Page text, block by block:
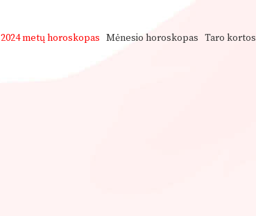
2024 metų horoskopas Mėnesio horoskopas Taro kortos